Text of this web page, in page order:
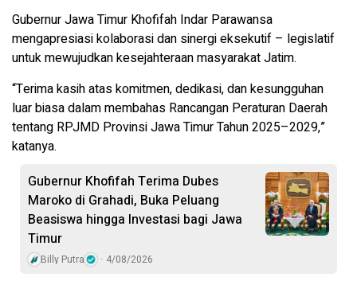
Gubernur Jawa Timur Khofifah Indar Parawansa
mengapresiasi kolaborasi dan sinergi eksekutif – legislatif
untuk mewujudkan kesejahteraan masyarakat Jatim.
“Terima kasih atas komitmen, dedikasi, dan kesungguhan
luar biasa dalam membahas Rancangan Peraturan Daerah
tentang RPJMD Provinsi Jawa Timur Tahun 2025–2029,”
katanya.
Gubernur Khofifah Terima Dubes
Maroko di Grahadi, Buka Peluang
Beasiswa hingga Investasi bagi Jawa
Timur
Billy Putra 4/08/2026